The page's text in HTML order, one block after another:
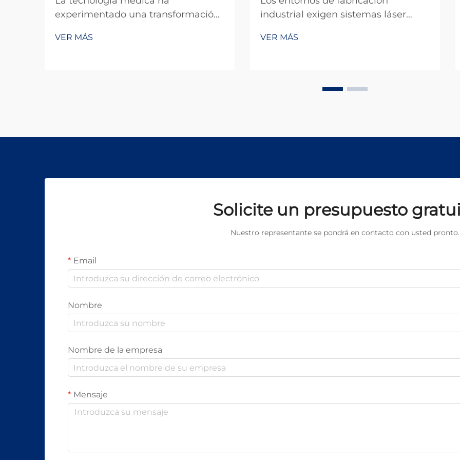
experimentado una transformación
entre las innovaciones más
VER MÁS
industrial exigen sistemas láser
capaces de operar de forma
VER MÁS
Solicite un presupuesto
Nuestro representante se pondrá en contacto con usted pronto.
Email
Nombre
Nombre de la empresa
Mensaje